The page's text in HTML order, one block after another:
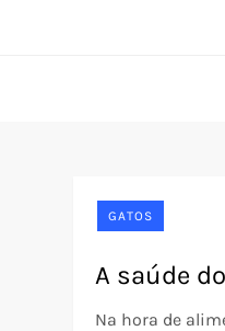
GATOS
A saúde
Na hora de